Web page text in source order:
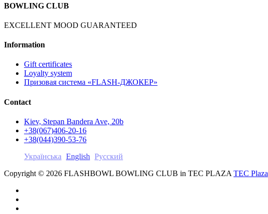
BOWLING CLUB
EXCELLENT MOOD GUARANTEED
Information
Gift certificates
Loyalty system
Призовая система «FLASH-ДЖОКЕР»
Contact
Kiev, Stepan Bandera Ave, 20b
+38(067)406-20-16
+38(044)390-53-76
Українська English Русский
Copyright © 2026 FLASHBOWL BOWLING CLUB in TEC PLAZA TEC Plaza